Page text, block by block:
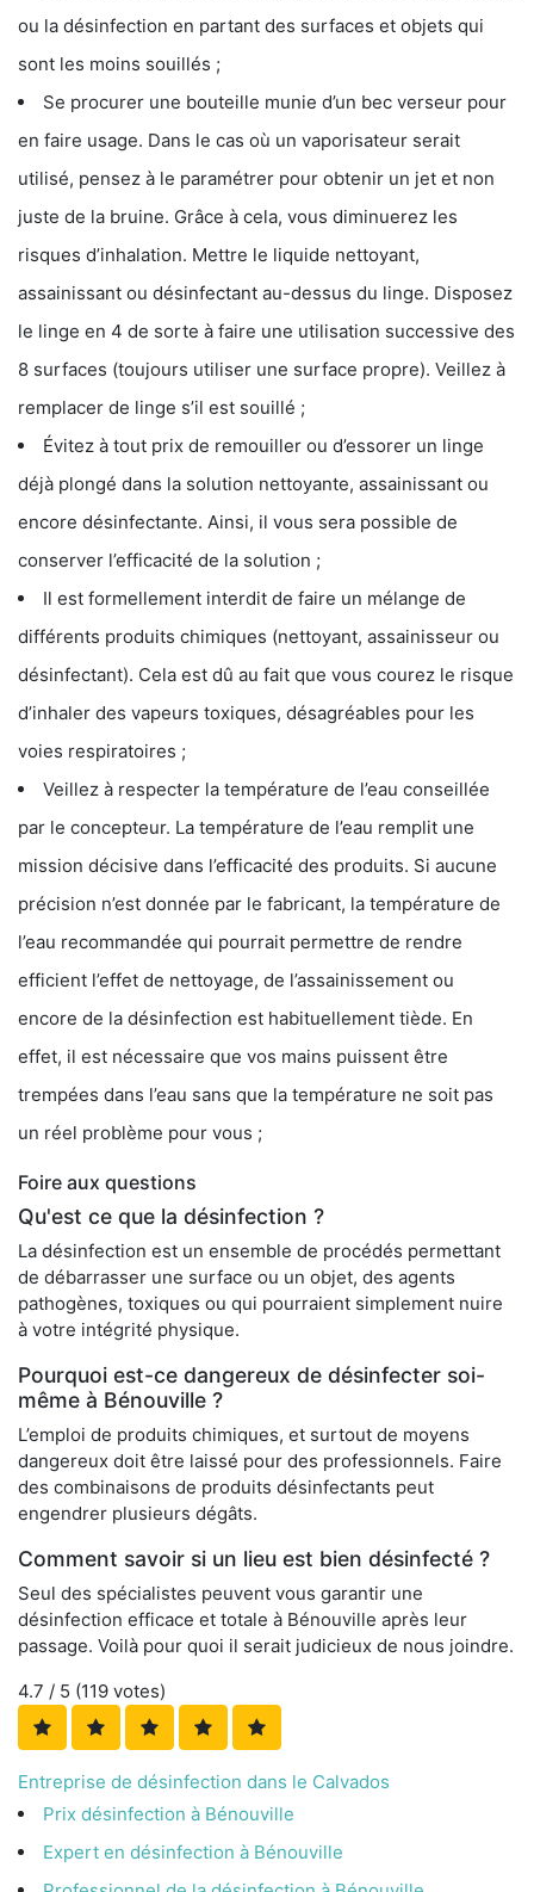
ou la désinfection en partant des surfaces et objets qui
sont les moins souillés ;
Se procurer une bouteille munie d’un bec verseur pour
en faire usage. Dans le cas où un vaporisateur serait
utilisé, pensez à le paramétrer pour obtenir un jet et non
juste de la bruine. Grâce à cela, vous diminuerez les
risques d’inhalation. Mettre le liquide nettoyant,
assainissant ou désinfectant au-dessus du linge. Disposez
le linge en 4 de sorte à faire une utilisation successive des
8 surfaces (toujours utiliser une surface propre). Veillez à
remplacer de linge s’il est souillé ;
Évitez à tout prix de remouiller ou d’essorer un linge
déjà plongé dans la solution nettoyante, assainissant ou
encore désinfectante. Ainsi, il vous sera possible de
conserver l’efficacité de la solution ;
Il est formellement interdit de faire un mélange de
différents produits chimiques (nettoyant, assainisseur ou
désinfectant). Cela est dû au fait que vous courez le risque
d’inhaler des vapeurs toxiques, désagréables pour les
voies respiratoires ;
Veillez à respecter la température de l’eau conseillée
par le concepteur. La température de l’eau remplit une
mission décisive dans l’efficacité des produits. Si aucune
précision n’est donnée par le fabricant, la température de
l’eau recommandée qui pourrait permettre de rendre
efficient l’effet de nettoyage, de l’assainissement ou
encore de la désinfection est habituellement tiède. En
effet, il est nécessaire que vos mains puissent être
trempées dans l’eau sans que la température ne soit pas
un réel problème pour vous ;
Foire aux questions
Qu'est ce que la désinfection ?
La désinfection est un ensemble de procédés permettant
de débarrasser une surface ou un objet, des agents
pathogènes, toxiques ou qui pourraient simplement nuire
à votre intégrité physique.
Pourquoi est-ce dangereux de désinfecter soi-
même à Bénouville ?
L’emploi de produits chimiques, et surtout de moyens
dangereux doit être laissé pour des professionnels. Faire
des combinaisons de produits désinfectants peut
engendrer plusieurs dégâts.
Comment savoir si un lieu est bien désinfecté ?
Seul des spécialistes peuvent vous garantir une
désinfection efficace et totale à Bénouville après leur
passage. Voilà pour quoi il serait judicieux de nous joindre.
4.7 / 5 (119 votes)
Entreprise de désinfection dans le Calvados
Prix désinfection à Bénouville
Expert en désinfection à Bénouville